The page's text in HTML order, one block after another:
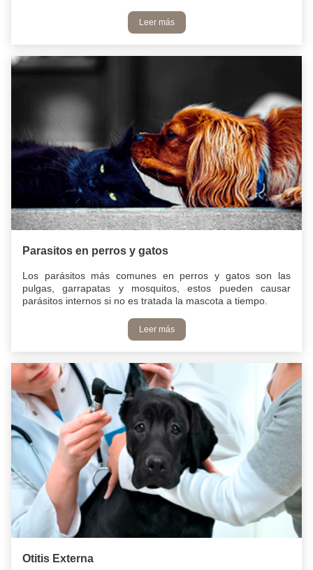
Leer más
Leer más
Parasitos en perros y gatos
Los parásitos más comunes en perros y gatos son las
pulgas, garrapatas y mosquitos, estos pueden causar
parásitos internos si no es tratada la mascota a tiempo.
Otitis Externa